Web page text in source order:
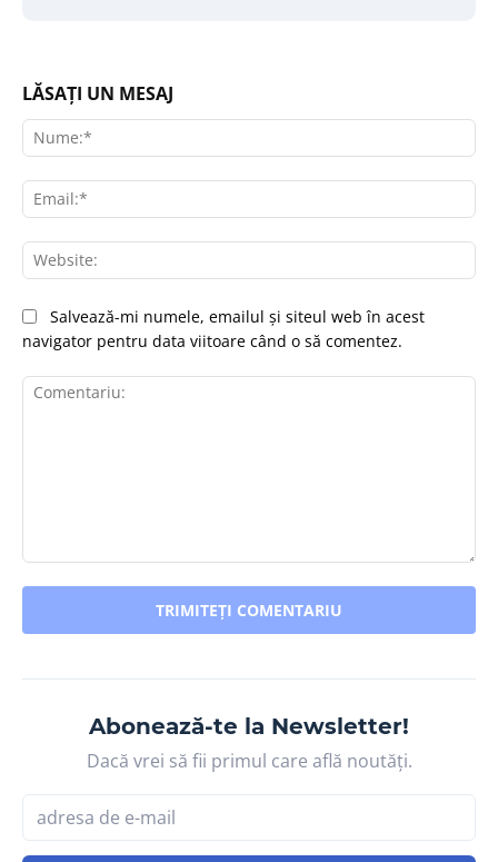
Abonează-te la Newsletter!
Dacă vrei să fii primul care află noutăți.
LĂSAȚI UN MESAJ
Salvează-mi numele, emailul și siteul web în acest
navigator pentru data viitoare când o să comentez.